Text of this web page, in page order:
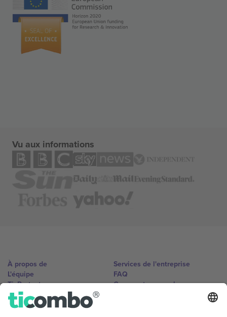
Vu aux informations
À propos de
L'équipe
TixProtect
Imprimer
Conditions générales
Services de l'entreprise
FAQ
Comment ça marche
Centre d'information sur la